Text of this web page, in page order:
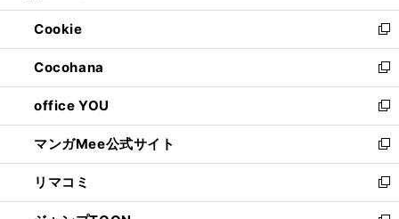
開
く
ウ
で
開
く
ン
ド
ウ
で
開
く
ウ
ィ
ン
ド
ウ
で
開
く
Cookie
新
し
い
ウ
ィ
ン
ド
ウ
で
開
Cocohana
新
し
い
ウ
ィ
ン
ド
ウ
office YOU
新
し
い
ウ
ィ
ン
マンガMee公式サイト
新
し
い
ウ
リマコミ
新
し